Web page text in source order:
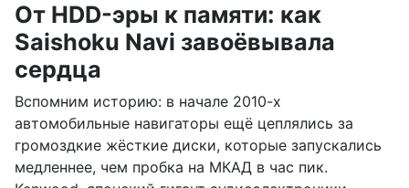
От HDD-эры к памяти: как
Saishoku Navi завоёвывала
сердца
Вспомним историю: в начале 2010-х
автомобильные навигаторы ещё цеплялись за
громоздкие жёсткие диски, которые запускались
медленнее, чем пробка на МКАД в час пик.